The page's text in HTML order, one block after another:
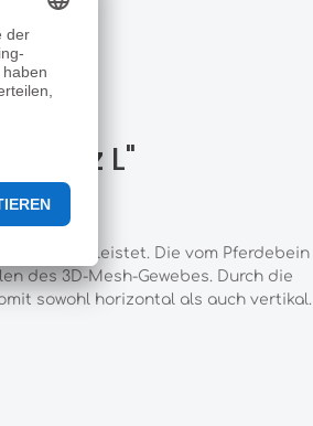
L"
gewährleistet. Die vom Pferdebein
des 3D-Mesh-Gewebes. Durch die
sowohl horizontal als auch vertikal.